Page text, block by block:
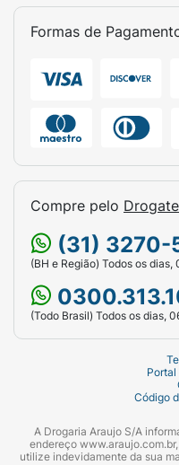
Formas de
Compre pelo
(31)
(BH e Região) Todos os dias,
(Todo Brasil) Todos os dias,
Código
A Drogaria Araujo S/A
endereço
utilize indevidamente da sua